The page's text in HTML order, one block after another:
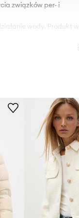
związków per- i
wody. Produkt w